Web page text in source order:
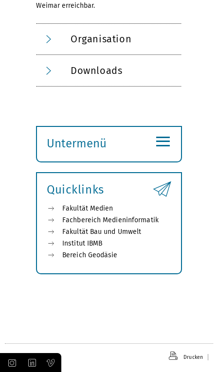
Weimar erreichbar.
Organisation
Downloads
Untermenü
öffnen
≡
Quicklinks
Fakultät Medien
Fachbereich Medieninformatik
Fakultät Bau und Umwelt
Institut IBMB
Bereich Geodäsie
Drucken